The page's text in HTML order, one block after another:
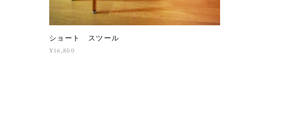
ショート スツール
¥16,800